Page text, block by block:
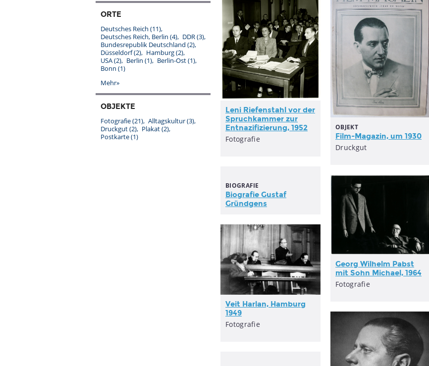
Leni Riefenstahl vor der
Spruchkammer zur
Entnazifizierung, 1952
Fotografie
OBJEKT
Film-Magazin, um 1930
Druckgut
BIOGRAFIE
Biografie Gustaf
Gründgens
Georg Wilhelm Pabst
mit Sohn Michael, 1964
Fotografie
Veit Harlan, Hamburg
1949
Fotografie
ORTE
Deutsches Reich (11)
Deutsches Reich, Berlin (4) DDR(3)
Bundesrepublik Deutschland (2)
Düsseldorf(2) Hamburg(2)
USA(2) Berlin (1) Berlin-Ost(1)
Bonn (1)
Mehr»
OBJEKTE
Fotografie(21) Alltagskultur(3)
Druckgut(2) Plakat(2)
Postkarte(1)